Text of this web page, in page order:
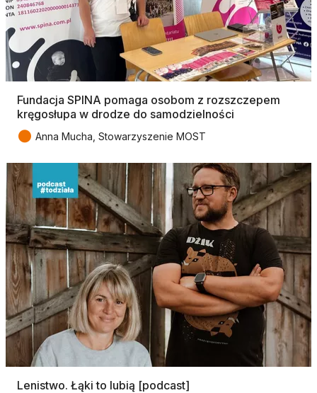
Fundacja SPINA pomaga osobom z rozszczepem
kręgosłupa w drodze do samodzielności
● Anna Mucha, Stowarzyszenie MOST
Lenistwo. Łąki to lubią [podcast]